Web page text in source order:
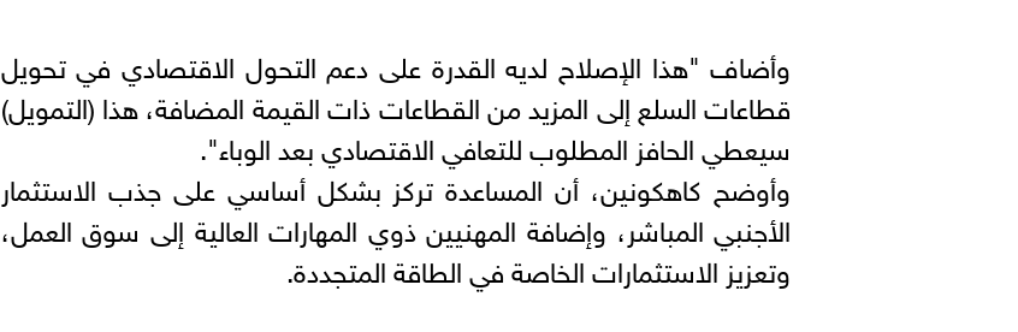
وأضاف "هذا الإصلاح لديه القدرة على دعم التحول الاقتصادي في تحويل
قطاعات السلع إلى المزيد من القطاعات ذات القيمة المضافة، هذا (التمويل)
سيعطي الحافز المطلوب للتعافي الاقتصادي بعد الوباء".
وأوضح كاهكونين، أن المساعدة تركز بشكل أساسي على جذب الاستثمار
الأجنبي المباشر، وإضافة المهنيين ذوي المهارات العالية إلى سوق العمل،
وتعزيز الاستثمارات الخاصة في الطاقة المتجددة.